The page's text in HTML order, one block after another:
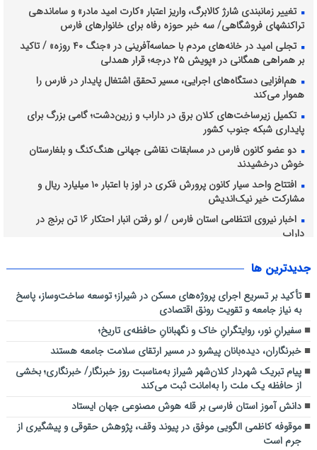
تغییر زمانبندی شارژ کالابرگ، واریز اعتبار «کارت امید مادر» و ساماندهی
تراکنشهای فروشگاهی/ سه خبر حوزه رفاه برای خانوارهای فارس
تجلی امید در خانه‌های مردم با حماسه‌آفرینی در «جنگ ۴۰ روزه» / تاکید
بر همراهی همگانی در «پویش ۲۵ درجه؛ قرار همدلی
هم‌افزایی دستگاه‌های اجرایی، مسیر تحقق اشتغال پایدار در فارس را
هموار می‌کند
تکمیل زیرساخت‌های کلان برق در داراب و زرین‌دشت؛ گامی بزرگ برای
پایداری شبکه جنوب کشور
دو عضو کانون فارس در مسابقات نقاشی جهانی هنگ‌کنگ و بلغارستان
خوش درخشیدند
افتتاح واحد سیار کانون پرورش فکری در اوز با اعتبار ۱۰ میلیارد ریال و
مشارکت خیر نیک‌اندیش
اخبار نیروی انتظامی استان فارس / لو رفتن انبار احتکار 16 تن برنج در
داراب
نظارت میدانی کارشناسان دفتر بازرسی و مدیریت عملکرد دانشگاه علوم
پزشکی شیراز بر روند ارائه خدمات سلامت به زائران اربعین حسینی در عراق
جديدترين ها
تأکید بر تسریع اجرای پروژه‌های مسکن در شیراز؛ توسعه ساخت‌وساز، پاسخ
به نیاز جامعه و تقویت رونق اقتصادی
سفیرانِ نور، روایتگرانِ خاک و نگهبانانِ حافظه‌ی تاریخ؛
خبرنگاران، دیده‌بانان پیشرو در مسیر ارتقای سلامت جامعه هستند
پیام تبریک شهردار کلان‌شهر شیراز به‌مناسبت روز خبرنگار/ خبرنگاری؛ بخشی
از حافظه یک ملت را به‌امانت ثبت می‌کند
دانش آموز استان فارسی بر قله هوش مصنوعی جهان ایستاد
موقوفه کاظمی الگویی موفق در پیوند وقف، پژوهش حقوقی و پیشگیری از
جرم است